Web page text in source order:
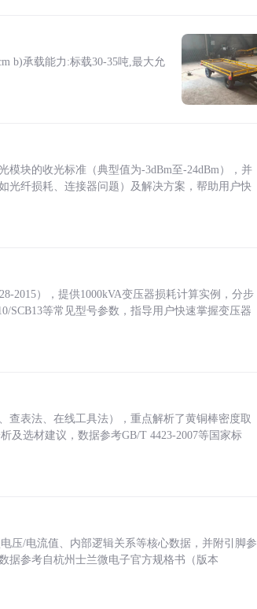
b)承载能力:标载30-35吨,最大允
块的收光标准（典型值为-3dBm至-24dBm），并
光纤损耗、连接器问题）及解决方案，帮助用户快
2015），提供1000kVA变压器损耗计算实例，分步
SCB13等常见型号参数，指导用户快速掌握变压器
查表法、在线工具法），重点解析了黄铜棒密度取
及选材建议，数据参考GB/T 4423-2007等国家标
压/电流值、内部逻辑关系等核心数据，并附引脚参
据参考自杭州士兰微电子官方规格书（版本